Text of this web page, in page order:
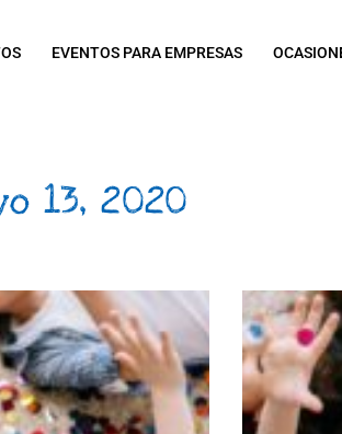
EVENTOS PARA EMPRESAS
13, 2020